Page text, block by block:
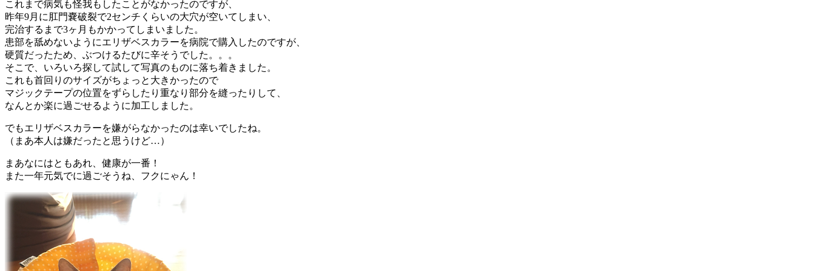
これまで病気も怪我もしたことがなかったのですが、
昨年9月に肛門嚢破裂で2センチくらいの大穴が空いてしまい、
完治するまで3ヶ月もかかってしまいました。
患部を舐めないようにエリザベスカラーを病院で購入したのですが、
硬質だったため、ぶつけるたびに辛そうでした。。。
そこで、いろいろ探して試して写真のものに落ち着きました。
これも首回りのサイズがちょっと大きかったので
マジックテープの位置をずらしたり重なり部分を縫ったりして、
なんとか楽に過ごせるように加工しました。
でもエリザベスカラーを嫌がらなかったのは幸いでしたね。
（まあ本人は嫌だったと思うけど…）
まあなにはともあれ、健康が一番！
また一年元気でに過ごそうね、フクにゃん！